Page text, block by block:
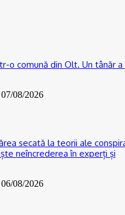
o comună din Olt. Un tânăr
07/08/2026
secată la teorii ale
neîncrederea în experți și
06/08/2026